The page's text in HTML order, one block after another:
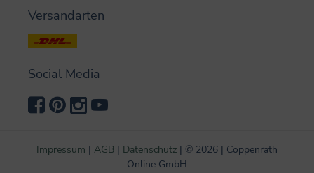
Versandarten
Social Media
Impressum | AGB | Datenschutz | © 2026 | Coppenrath
Online GmbH